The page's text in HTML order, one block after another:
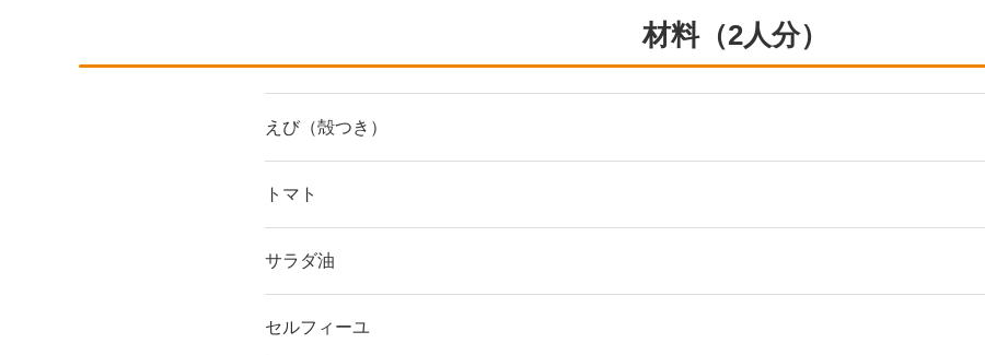
材料（2人分）
えび（殻つき）
トマト
サラダ油
セルフィーユ